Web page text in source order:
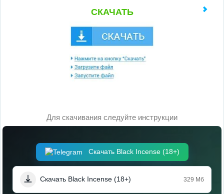
СКАЧАТЬ
Для скачивания следуйте инструкции
Скачать Black Incense (18+)
Скачать Black Incense (18+) 329 Мб